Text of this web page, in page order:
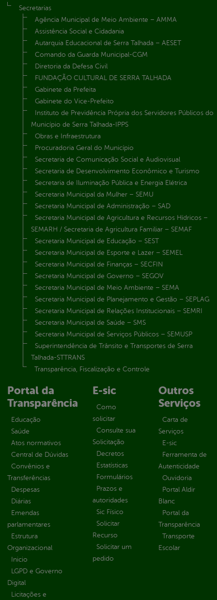
Secretarias
Agência Municipal de Meio Ambiente – AMMA
Assistência Social e Cidadania
Autarquia Educacional de Serra Talhada – AESET
Comando da Guarda Municipal-CGM
Diretoria da Defesa Civil
FUNDAÇÃO CULTURAL DE SERRA TALHADA
Gabinete da Prefeita
Gabinete do Vice-Prefeito
Instituto de Previdência Própria dos Servidores Públicos do
Município de Serra Talhada-IPPS
Obras e Infraestrutura
Procuradoria Geral do Município
Secretaria de Comunicação Social e Audiovisual
Secretaria de Desenvolvimento Econômico e Turismo
Secretaria de Iluminação Pública e Energia Elétrica
Secretaria Municipal da Mulher – SEMU
Secretaria Municipal de Administração – SAD
Secretaria Municipal de Agricultura e Recursos Hídricos –
SEMARH / Secretaria de Agricultura Familiar – SEMAF
Secretaria Municipal de Educação – SEST
Secretaria Municipal de Esporte e Lazer – SEMEL
Secretaria Municipal de Finanças – SECFIN
Secretaria Municipal de Governo – SEGOV
Secretaria Municipal de Meio Ambiente – SEMA
Secretaria Municipal de Planejamento e Gestão – SEPLAG
Secretaria Municipal de Relações Institucionais – SEMRI
Secretaria Municipal de Saúde – SMS
Secretaria Municipal de Serviços Públicos – SEMUSP
Superintendência de Trânsito e Transportes de Serra
Talhada-STTRANS
Transparência, Fiscalização e Controle
Portal da
Transparência
Educação
Saúde
Atos normativos
Central de Dúvidas
Convênios e
Transferências
Despesas
Diárias
Emendas
parlamentares
Estrutura
Organizacional
Inicio
LGPD e Governo
Digital
Licitações e
E-sic
Como
solicitar
Consulte sua
Solicitação
Decretos
Estatísticas
Formulários
Prazos e
autoridades
Sic Físico
Solicitar
Recurso
Solicitar um
pedido
Outros
Serviços
Carta de
Serviços
E-sic
Ferramenta de
Autenticidade
Ouvidoria
Portal Aldir
Blanc
Portal da
Transparência
Transporte
Escolar